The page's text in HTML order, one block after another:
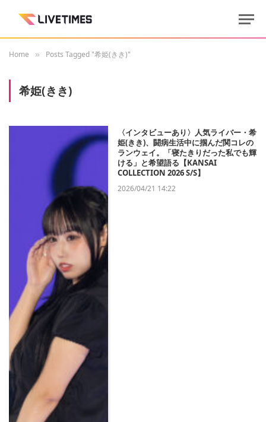
Home » Posts Tagged "希姫(きき)"
希姫(きき)
〈インタビューあり〉人気ライバー・希
姫(きき)、闘病生活中に掴んだ関コレの
ランウェイ。「寝たきりだった私でも輝
ける」と希望語る【KANSAI
COLLECTION 2026 S/S】
2026/04/21 14:22